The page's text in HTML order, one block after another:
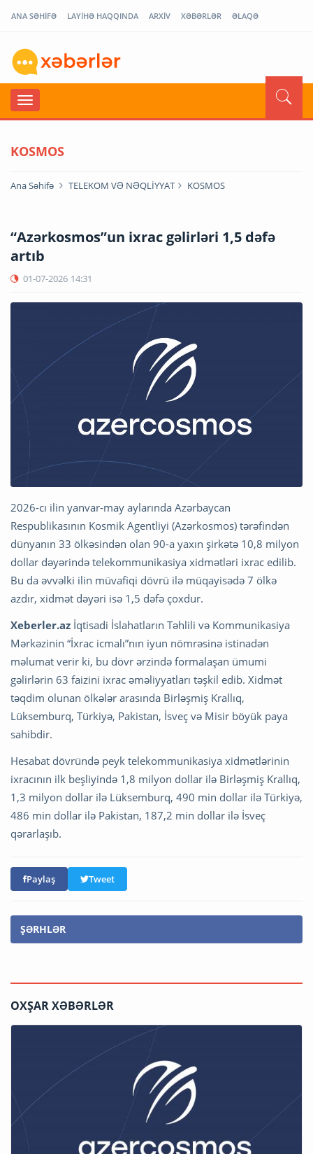
ANA SƏHİFƏ LAYİHƏ HAQQINDA ARXİV XƏBƏRLƏR ƏLAQƏ
KOSMOS
Ana Səhifə TELEKOM VƏ NƏQLİYYAT KOSMOS
“Azərkosmos”un ixrac gəlirləri 1,5 dəfə
artıb
01-07-2026 14:31
2026-cı ilin yanvar-may aylarında Azərbaycan
Respublikasının Kosmik Agentliyi (Azərkosmos) tərəfindən
dünyanın 33 ölkəsindən olan 90-a yaxın şirkətə 10,8 milyon
dollar dəyərində telekommunikasiya xidmətləri ixrac edilib.
Bu da əvvəlki ilin müvafiqi dövrü ilə müqayisədə 7 ölkə
azdır, xidmət dəyəri isə 1,5 dəfə çoxdur.
Xeberler.az İqtisadi İslahatların Təhlili və Kommunikasiya
Mərkəzinin “İxrac icmalı”nın iyun nömrəsinə istinadən
məlumat verir ki, bu dövr ərzində formalaşan ümumi
gəlirlərin 63 faizini ixrac əməliyyatları təşkil edib. Xidmət
təqdim olunan ölkələr arasında Birləşmiş Krallıq,
Lüksemburq, Türkiyə, Pakistan, İsveç və Misir böyük paya
sahibdir.
Hesabat dövründə peyk telekommunikasiya xidmətlərinin
ixracının ilk beşliyində 1,8 milyon dollar ilə Birləşmiş Krallıq,
1,3 milyon dollar ilə Lüksemburq, 490 min dollar ilə Türkiyə,
486 min dollar ilə Pakistan, 187,2 min dollar ilə İsveç
qərarlaşıb.
Paylaş Tweet
ŞƏRHLƏR
OXŞAR XƏBƏRLƏR